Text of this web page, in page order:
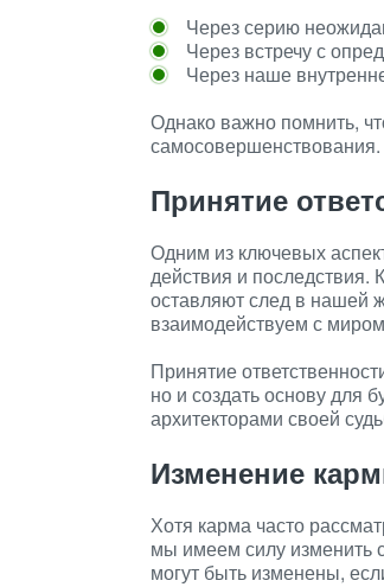
Через серию
Через встречу с
Через наше
Однако важно помнить,
самосовершенствования.
Принятие
Одним из ключевых
действия и
оставляют след в нашей
взаимодействуем с
Принятие
но и создать основу для
архитекторами своей
Изменение
Хотя карма часто
мы имеем силу изменить
могут быть изменены,